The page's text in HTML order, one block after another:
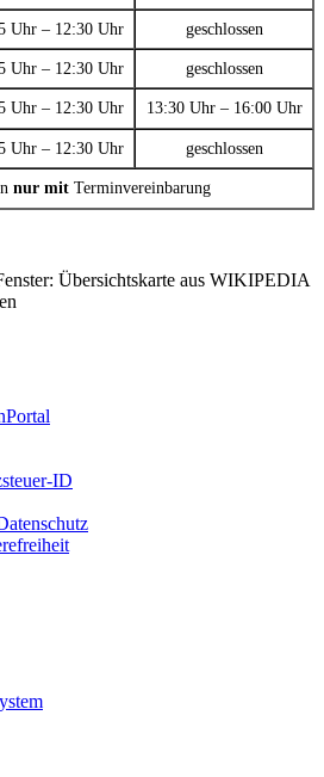
Uhr – 12:30 Uhr geschlossen
Uhr – 12:30 Uhr geschlossen
Uhr – 12:30 Uhr 13:30 Uhr – 16:00 Uhr
Uhr – 12:30 Uhr geschlossen
nur mit Terminvereinbarung
ID